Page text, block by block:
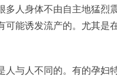
多人身体不由自主地猛烈
可能诱发流产的。尤其是
人与人不同的。有的孕妇